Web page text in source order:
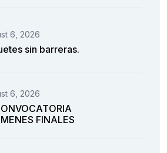
6, 2026
sin barreras.
6, 2026
FINALES